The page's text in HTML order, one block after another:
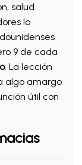
salud
lo
9 de cada
. La lección
algo amargo
útil con